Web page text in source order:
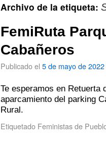
Archivo de la etiqueta:
FemiRuta
Cabañeros
Publicado el 5 de mayo de 2022
Te esperamos en Retuerta
aparcamiento del parking
Rural.
Etiquetado Feministas de